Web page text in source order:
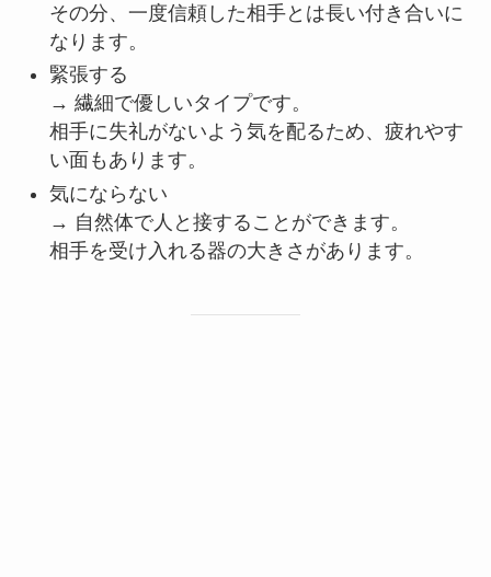
その分、一度信頼した相手とは長い付き合いに
なります。
緊張する
→ 繊細で優しいタイプです。
相手に失礼がないよう気を配るため、疲れやす
い面もあります。
気にならない
→ 自然体で人と接することができます。
相手を受け入れる器の大きさがあります。